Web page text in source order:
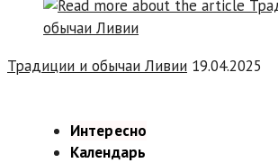
Традиции и обычаи Ливии 19.04.2025
Интересно
Календарь